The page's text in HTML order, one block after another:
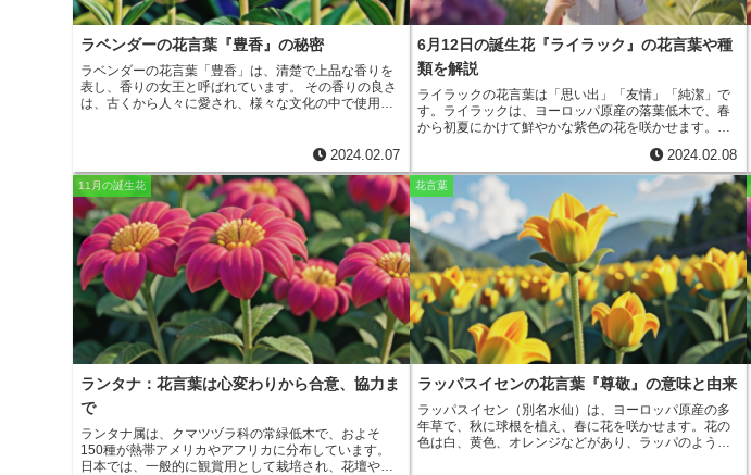
ラベンダーの花言葉『豊香』の秘密
ラベンダーの花言葉「豊香」は、清楚で上品な香りを
表し、香りの女王と呼ばれています。
その香りの良さ
は、古くから人々に愛され、様々な文化の中で使用さ
は、ラベンダーの香りを染料として使用していまし
た。また、ラベンダーは、ヨーロッパや中東で薬用植
物として使用され、気持ちを落ち着かせたり、睡眠を
促進させたりする効果があると信じられていました。
現在でも、ラベンダーの香りは、アロマテラピーや香
水、化粧品などで広く使用されています。また、ラベ
ンダーの花を乾燥させてポプリにしたり、ラベンダー
ティーにして飲用したりすることもあります。ラベン
ダーの香りは、リラックス効果や安眠効果があること
が科学的に証明されており、心身の健康に良いとされ
ています。
2024.02.07
6月12日の誕生花『ライラック』の花言葉や種
類を解説
ライラックの花言葉は「思い出」「友情」「純潔」で
す。ライラックは、ヨーロッパ原産の落葉低木で、春
から初夏にかけて鮮やかな紫色の花を咲かせます。ラ
愛する人々の情熱から由来しています。「思い出」と
いう花言葉は、ライラックの花が、大切な思い出を呼
び起こす香りを放つことからきています。ライラック
の花の香りは、甘く華やかで、人々を魅了します。そ
の香りは、かつて愛した人との思い出や、楽しかった
出来事を呼び起こし、人々に温かい気持ちをもたらし
ます。「友情」という花言葉は、ライラックの花が、
友人への贈り物としてよく使われることからきていま
す。ライラックの花は、その美しい花の色と、その花
を愛する人々の情熱から、友人への贈り物として最適
です。ライラックの花を贈ることは、友人への感謝の
気持ちや、友情の大切さを伝えることができます。
「純潔」という花言葉は、ライラックの花が、その清
らかな花の色と、その花を愛する人々の情熱からきて
います。ライラックの花は、その美しい花の色と、そ
の花を愛する人々の情熱から、純潔の象徴とされてい
ます。ライラックの花を飾ることは、清らかな心を保
ち、邪悪なものを遠ざける効果があるとされていま
す。
2024.02.08
11月の誕生花
ランタナ：花言葉は心変わりから合意、協力ま
で
ランタナ属は、クマツヅラ科の常緑低木で、およそ
150種が熱帯アメリカやアフリカに分布しています。
日本では、一般的に観賞用として栽培され、花壇や鉢
花言葉
ラッパスイセンの花言葉『尊敬』の意味と由来
ラッパスイセン（別名水仙）は、ヨーロッパ原産の多
年草で、秋に球根を植え、春に花を咲かせます。花の
色は白、黄色、オレンジなどがあり、ラッパのような